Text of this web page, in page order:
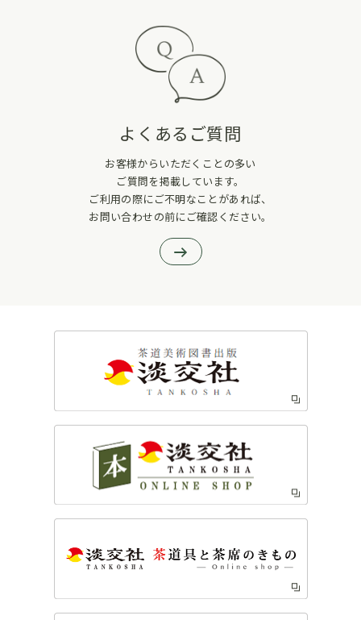
よくあるご質問
お客様からいただくことの多い
ご質問を掲載しています。
ご利用の際にご不明なことがあれば、
お問い合わせの前にご確認ください。